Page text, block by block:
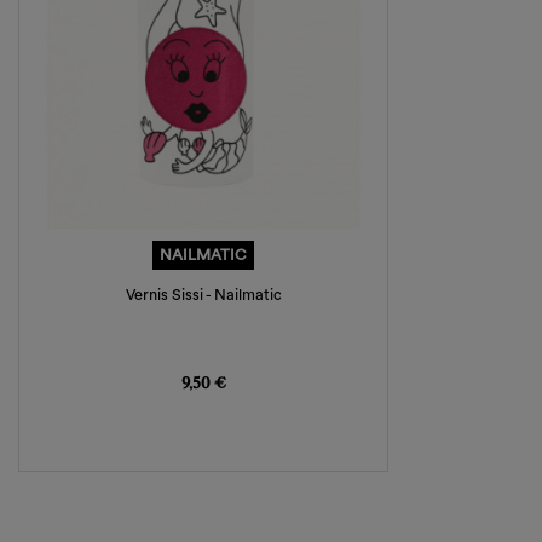
NAILMATIC
Vernis Sissi - Nailmatic
9,50 €